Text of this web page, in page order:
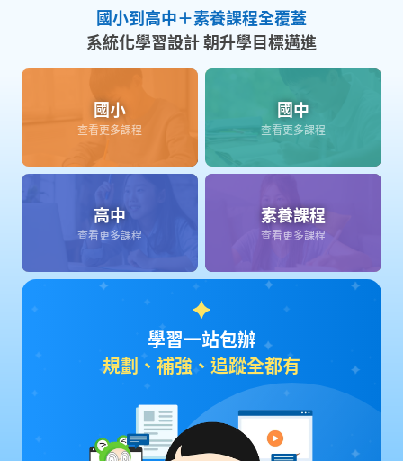
國小到高中＋素養課程全覆蓋
系統化學習設計 朝升學目標邁進
國小
查看更多課程
國中
查看更多課程
高中
查看更多課程
素養課程
查看更多課程
學習一站包辦
規劃、補強、追蹤全都有